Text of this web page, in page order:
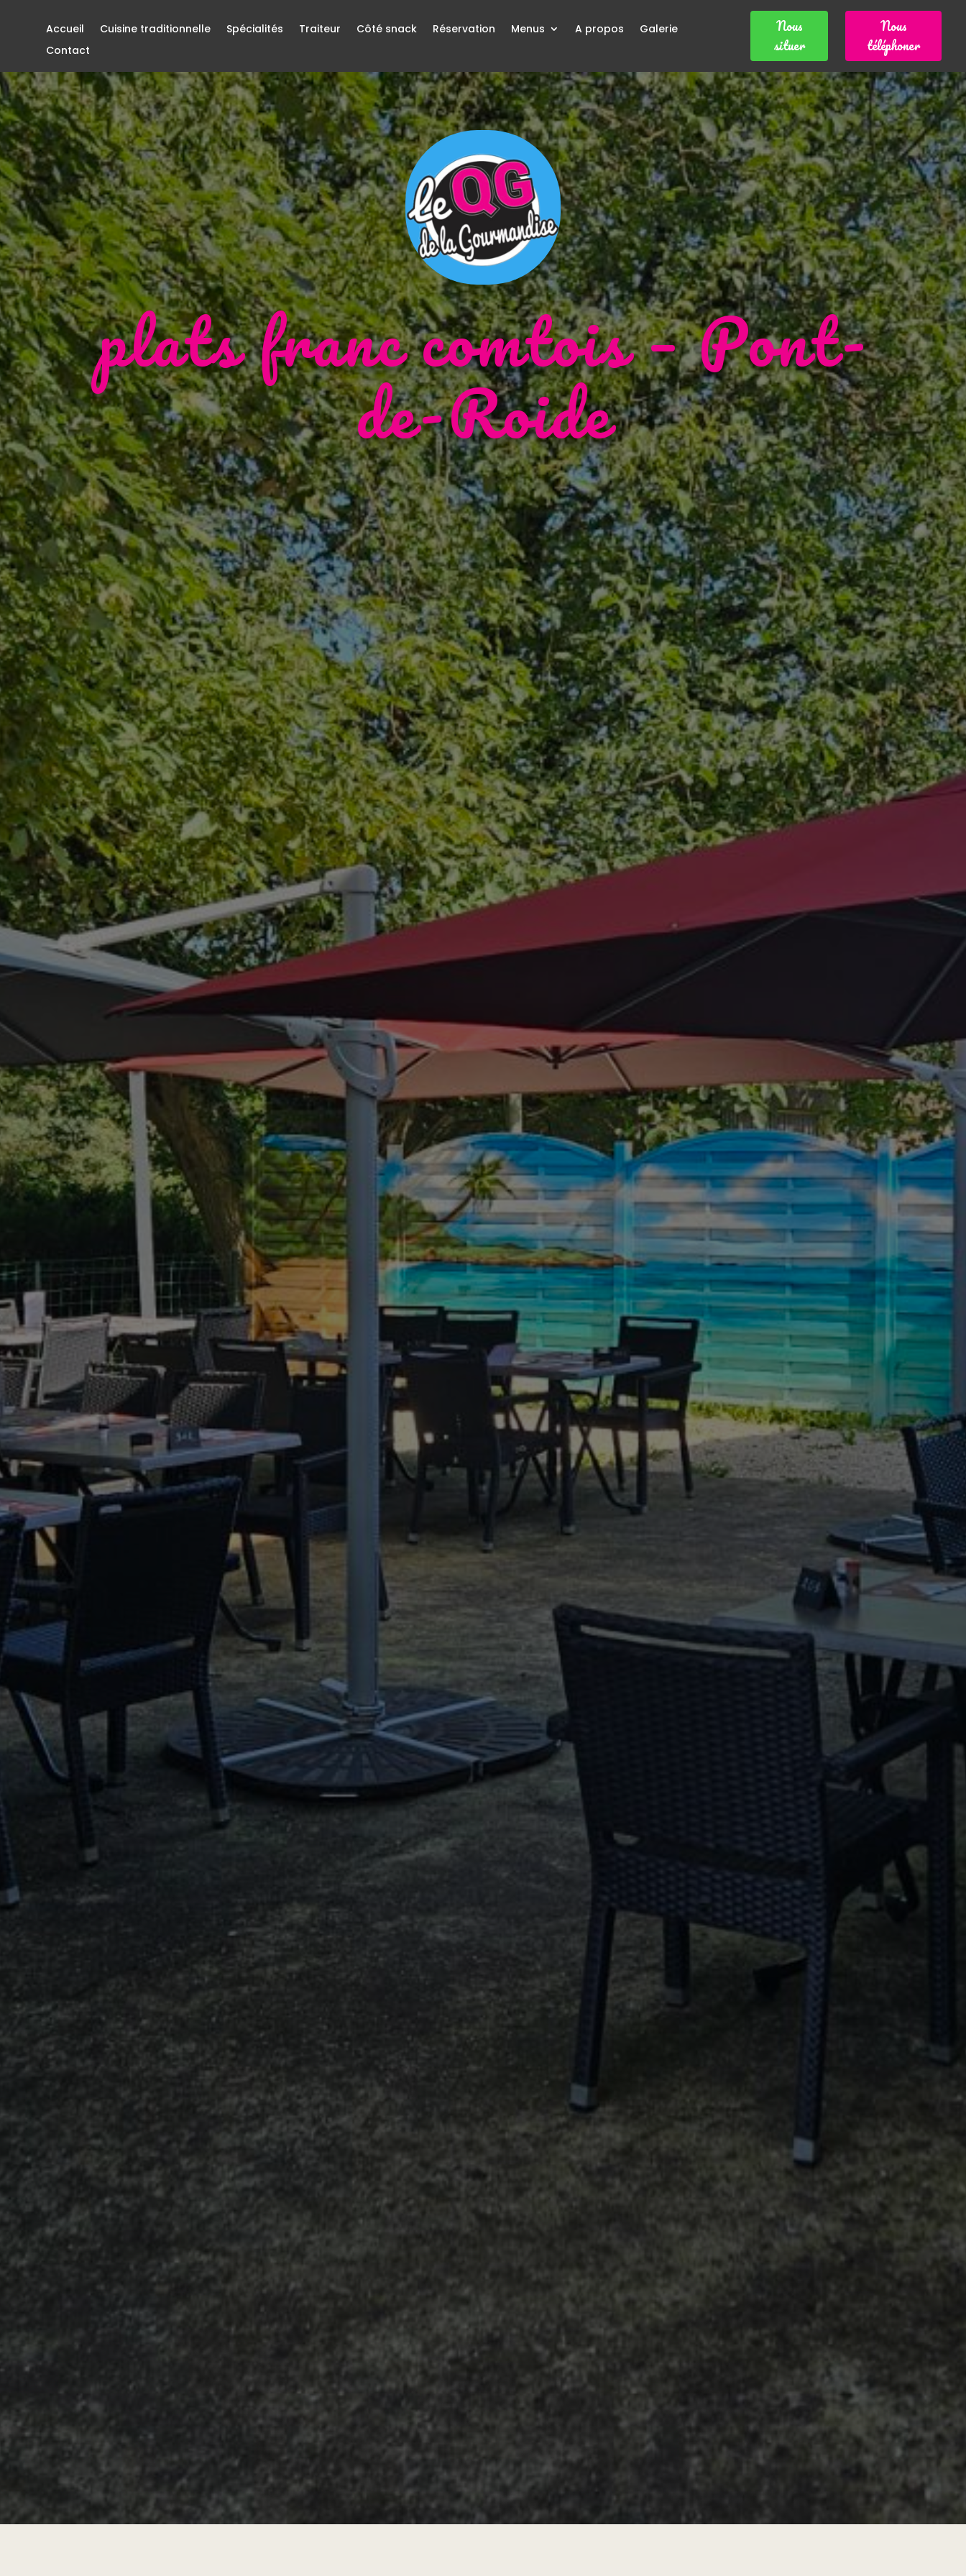
Accueil Cuisine traditionnelle Spécialités Traiteur Côté snack Réservation Menus A propos
Galerie
Contact
Nous
situer
Nous
téléphoner
plats franc comtois – Pont-
de-Roide